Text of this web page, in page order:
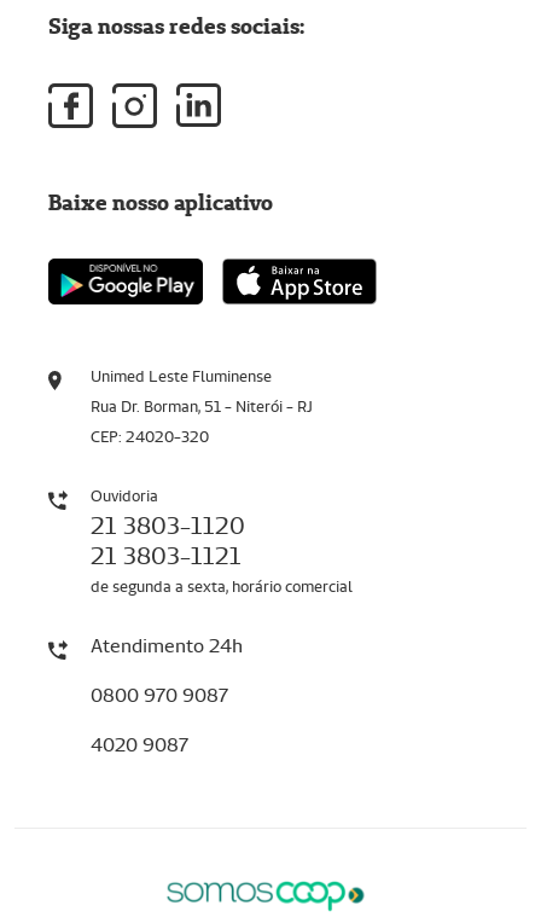
Unimed Leste Fluminense
Rua Dr. Borman, 51 - Niterói - RJ
CEP: 24020-320
Ouvidoria
21 3803-1120
21 3803-1121
de segunda a sexta, horário comercial
Atendimento 24h
0800 970 9087
4020 9087
Siga nossas redes sociais:
Baixe nosso aplicativo